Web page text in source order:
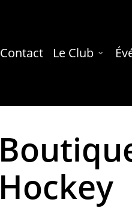
Contact Le Club
Hockey